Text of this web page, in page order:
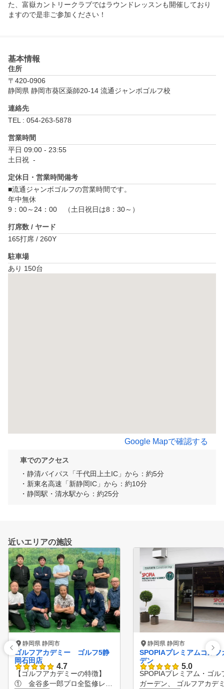
た、富嶽カントリークラブではラウンドレッスンも開催しており
ますので是非ご参加ください！
基本情報
住所
〒420-0906
静岡県 静岡市葵区薬師20-14 流通ジャンボゴルフ校
連絡先
TEL : 054-263-5878
営業時間
平日 09:00 - 23:55
土日祝  -
定休日・営業時間備考
■流通ジャンボゴルフの営業時間です。
年中無休
9：00～24：00　（土日祝日は8：30～）
打席数 / ヤード
165打席 / 260Y
駐車場
あり 150台
Google Mapで確認する
車でのアクセス
・静清バイパス「千代田上土IC」から：約5分
・新東名高速「新静岡IC」から：約10分
・静岡駅・清水駅から：約25分
近いエリアの施設
静岡県 静岡市
ゴルフアカデミー ゴルフ5静
岡石田店
4.7
【ゴルフアカデミーの特徴】
① 金谷多一郎プロ全監修レッ
静岡県 静岡市
SPOPIAプレミアムゴルフ
デン
5.0
SPOPIAプレミアム・ゴル
ガーデン、 ゴルフアカデ